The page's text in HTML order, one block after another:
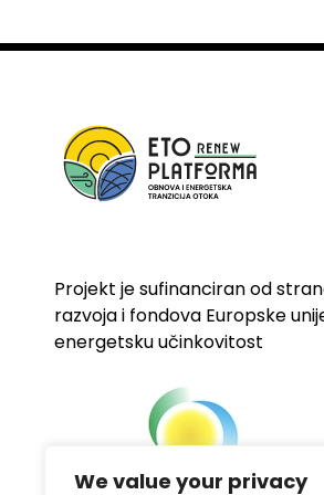
We value your privacy
Projekt je sufinanciran od
razvoja i fondova Europske
energetsku učinkovitost